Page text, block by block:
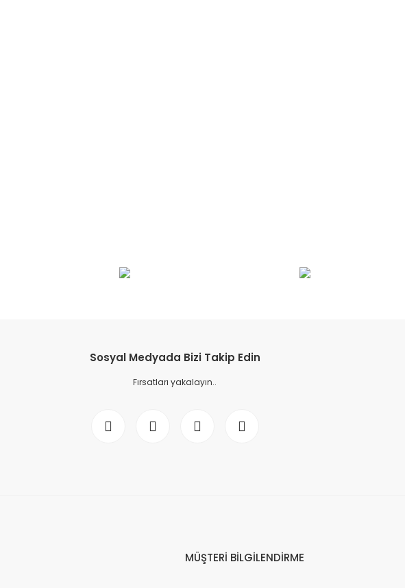
Sosyal Medyada Bizi Takip Edin
Fırsatları yakalayın..
MÜŞTERİ BİLGİLENDİRME